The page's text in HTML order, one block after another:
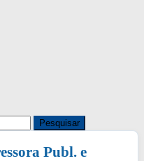
Publ. e